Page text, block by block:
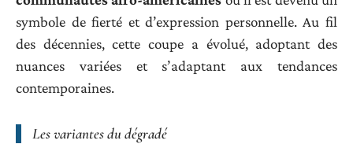
symbole de fierté et d’expression personnelle. Au fil
des décennies, cette coupe a évolué, adoptant des
nuances variées et s’adaptant aux tendances
contemporaines.
Les variantes du dégradé